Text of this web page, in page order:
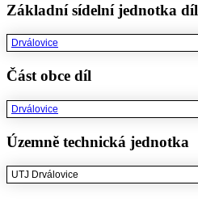
Základní sídelní jednotka díl
Drválovice
Část obce díl
Drválovice
Územně technická jednotka
UTJ Drválovice